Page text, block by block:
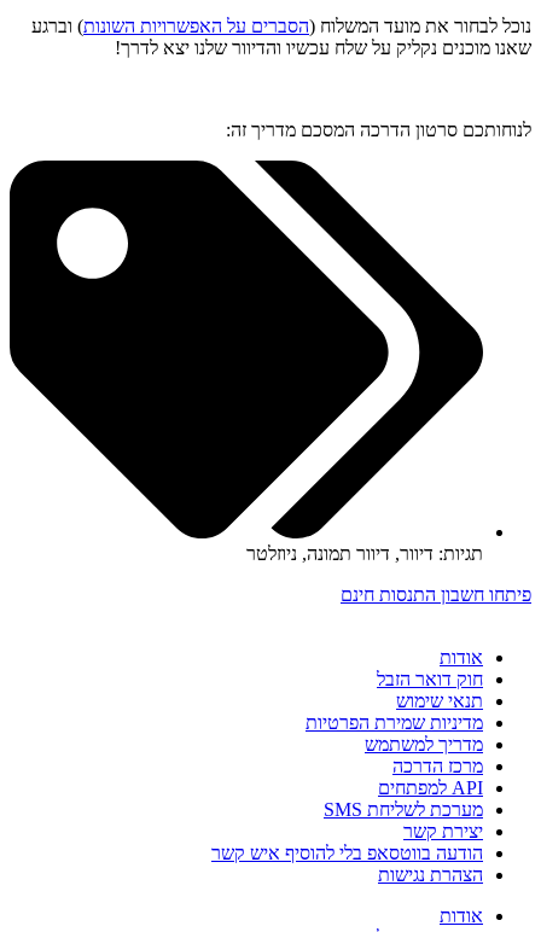
נוכל לבחור את מועד המשלוח (הסברים על האפשרויות השונות) וברגע
שאנו מוכנים נקליק על שלח עכשיו והדיוור שלנו יצא לדרך!
לנוחותכם סרטון הדרכה המסכם מדריך זה:
תגיות: דיוור, דיוור תמונה, ניוזלטר
פיתחו חשבון התנסות חינם
אודות
חוק דואר הזבל
תנאי שימוש
מדיניות שמירת הפרטיות
מדריך למשתמש
מרכז הדרכה
API למפתחים
מערכת לשליחת SMS
יצירת קשר
הודעה בווטסאפ בלי להוסיף איש קשר
הצהרת נגישות
אודות